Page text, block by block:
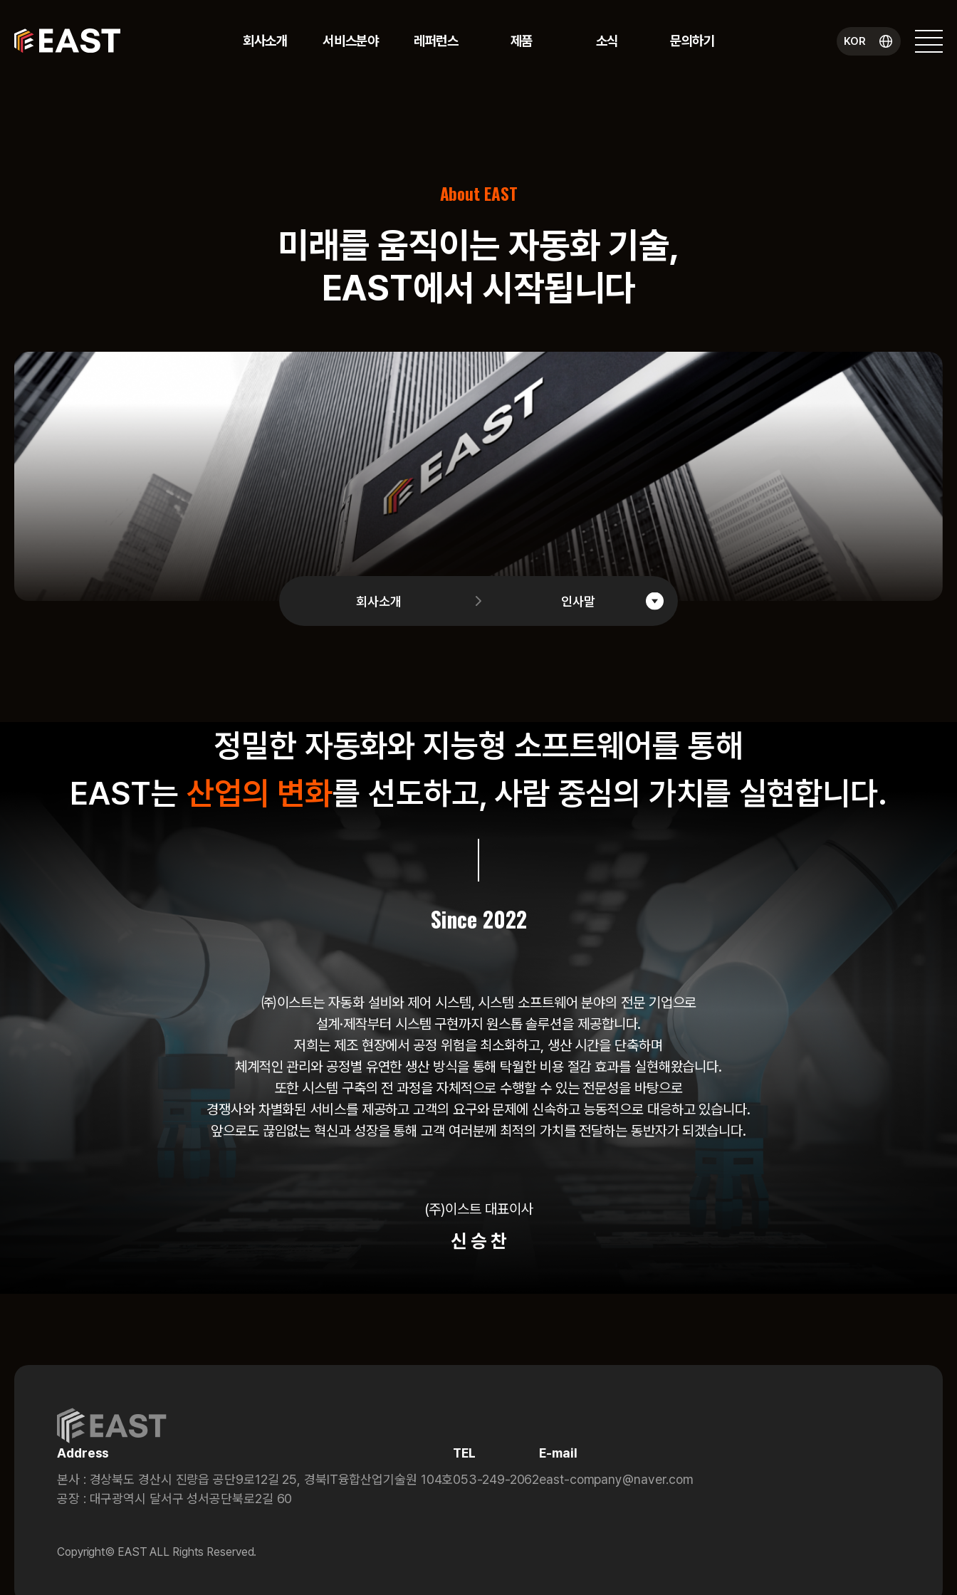
회사소개 서비스분야 레퍼런스 제품 소식 문의하기 KOR
About EAST
미래를 움직이는 자동화 기술,
EAST에서 시작됩니다
회사소개 인사말
정밀한 자동화와 지능형 소프트웨어를 통해
EAST는 산업의 변화를 선도하고, 사람 중심의 가치를 실현합니다.
Since 2022
㈜이스트는 자동화 설비와 제어 시스템, 시스템 소프트웨어 분야의 전문 기업으로
설계·제작부터 시스템 구현까지 원스톱 솔루션을 제공합니다.
저희는 제조 현장에서 공정 위험을 최소화하고, 생산 시간을 단축하며
체계적인 관리와 공정별 유연한 생산 방식을 통해 탁월한 비용 절감 효과를 실현해왔습니다.
또한 시스템 구축의 전 과정을 자체적으로 수행할 수 있는 전문성을 바탕으로
경쟁사와 차별화된 서비스를 제공하고 고객의 요구와 문제에 신속하고 능동적으로 대응하고 있습니다.
앞으로도 끊임없는 혁신과 성장을 통해 고객 여러분께 최적의 가치를 전달하는 동반자가 되겠습니다.
(주)이스트 대표이사
신 승 찬
Address
본사 : 경상북도 경산시 진량읍 공단9로12길 25, 경북IT융합산업기술원 104호
공장 : 대구광역시 달서구 성서공단북로2길 60
TEL
053-249-2062
E-mail
east-company@naver.com
Copyright© EAST ALL Rights Reserved.